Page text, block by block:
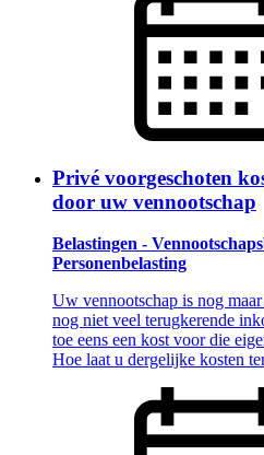
Privé voorgeschoten
door uw vennootschap
Belastingen -
Personenbelasting
Uw vennootschap is nog
nog niet veel terugkerende
toe eens een kost voor die
Hoe laat u dergelijke kosten